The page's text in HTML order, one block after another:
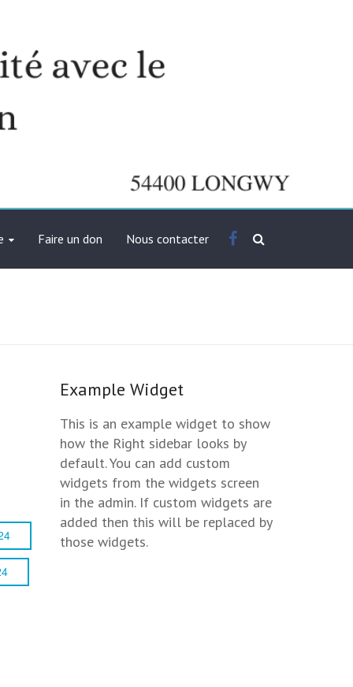
Faire un don Nous contacter
Example Widget
This is an example widget to show
how the Right sidebar looks by
default. You can add custom
widgets from the widgets screen
in the admin. If custom widgets are
added then this will be replaced by
those widgets.